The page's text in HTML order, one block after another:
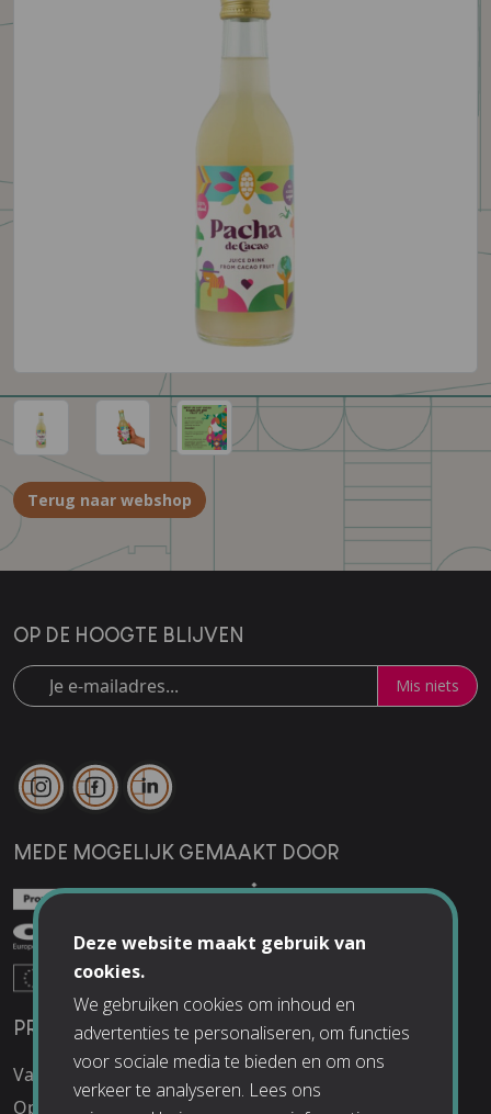
Terug naar webshop
MEDE MOGELIJK GEMAAKT DOOR
PRAKTISCHE INFO
Vacatures
Openingstijden
UITJES
Schoolreisjes
Kinderfeestjes
OP DE HOOGTE BLIJVEN
Mis niets
Deze website maakt gebruik van
cookies.
We gebruiken cookies om inhoud en
advertenties te personaliseren, om functies
voor sociale media te bieden en om ons
verkeer te analyseren. Lees ons